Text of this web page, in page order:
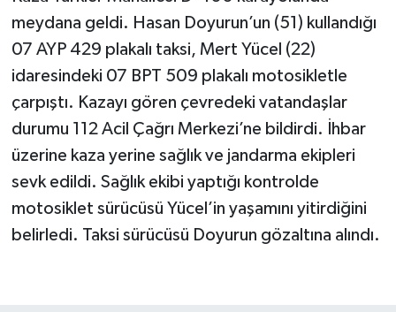
meydana geldi. Hasan Doyurun’un (51) kullandığı
07 AYP 429 plakalı taksi, Mert Yücel (22)
idaresindeki 07 BPT 509 plakalı motosikletle
çarpıştı. Kazayı gören çevredeki vatandaşlar
durumu 112 Acil Çağrı Merkezi’ne bildirdi. İhbar
üzerine kaza yerine sağlık ve jandarma ekipleri
sevk edildi. Sağlık ekibi yaptığı kontrolde
motosiklet sürücüsü Yücel’in yaşamını yitirdiğini
belirledi. Taksi sürücüsü Doyurun gözaltına alındı.